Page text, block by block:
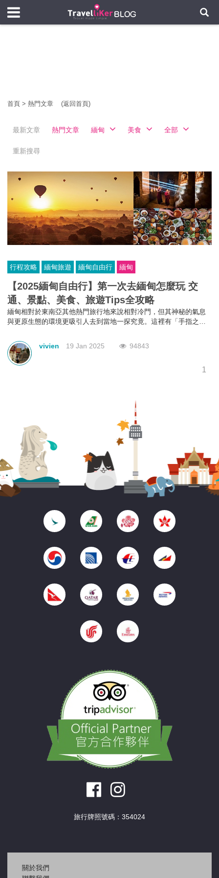
首頁 > 熱門文章 (返回首頁)
最新文章 熱門文章 緬甸 美食 全部
重新搜尋
行程攻略 緬甸旅遊 緬甸自由行 緬甸
【2025緬甸自由行】第一次去緬甸怎麼玩 交
通、景點、美食、旅遊Tips全攻略
緬甸相對於東南亞其他熱門旅行地來說相對冷門，但其神秘的氣息
與更原生態的環境更吸引人去到當地一探究竟。這裡有「手指之處
美的烏本橋日落。這篇文章就教大家第一次緬甸自由行該怎麼玩，
交通、景點、美食等一應俱全。
vivien 19 Jan 2025 94843
1
旅行牌照號碼：354024
關於我們